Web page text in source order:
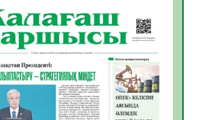
қарсы иммундау
48
туралы
44